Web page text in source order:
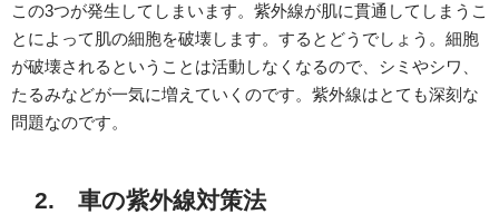
この3つが発生してしまいます。紫外線が肌に貫通してしまうこ
とによって肌の細胞を破壊します。するとどうでしょう。細胞
が破壊されるということは活動しなくなるので、シミやシワ、
たるみなどが一気に増えていくのです。紫外線はとても深刻な
問題なのです。
2. 車の紫外線対策法